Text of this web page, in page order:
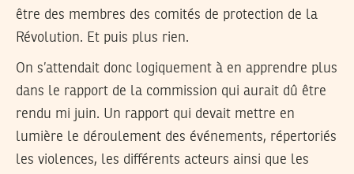
être des membres des comités de protection de la
Révolution. Et puis plus rien.
On s’attendait donc logiquement à en apprendre plus
dans le rapport de la commission qui aurait dû être
rendu mi juin. Un rapport qui devait mettre en
lumière le déroulement des événements, répertoriés
les violences, les différents acteurs ainsi que les